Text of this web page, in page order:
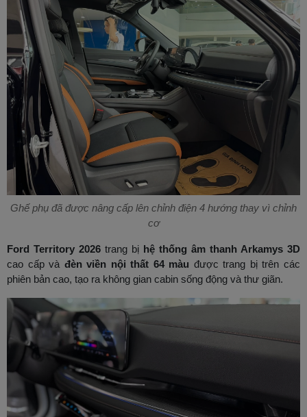
Ghế phụ đã được nâng cấp lên chỉnh điện 4 hướng thay vì chỉnh
cơ
Ford Territory 2026 trang bị hệ thống âm thanh Arkamys 3D
cao cấp và đèn viền nội thất 64 màu được trang bị trên các
phiên bản cao, tạo ra không gian cabin sống động và thư giãn.